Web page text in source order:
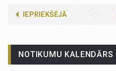
IEPRIEKŠĒJĀ
NOTIKUMU KALENDĀRS